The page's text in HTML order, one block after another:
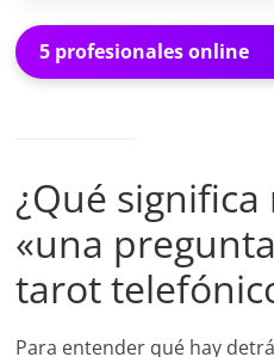
5 profesionales online
¿Qué
«una
tarot
Para entender qué hay